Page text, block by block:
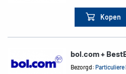
Kopen
bol.com +
Bezorgd:Particuliere